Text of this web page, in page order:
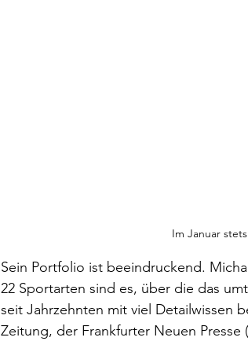
Im Januar
Sein Portfolio ist beeindruckend.
22 Sportarten sind es, über die das
seit Jahrzehnten mit viel Detailwissen
Zeitung, der Frankfurter Neuen